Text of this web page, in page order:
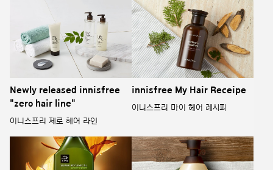
Newly released innisfree
"zero hair line"
이니스프리 제로 헤어 라인
innisfree My Hair Receipe
이니스프리 마이 헤어 레시피